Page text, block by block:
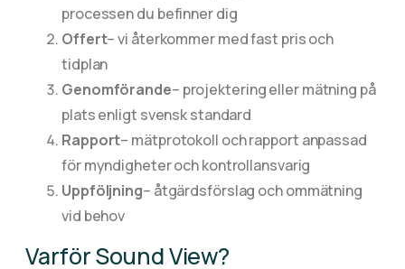
processen du befinner dig
Offert– vi återkommer med fast pris och
tidplan
Genomförande– projektering eller mätning på
plats enligt svensk standard
Rapport– mätprotokoll och rapport anpassad
för myndigheter och kontrollansvarig
Uppföljning– åtgärdsförslag och ommätning
vid behov
Varför Sound View?